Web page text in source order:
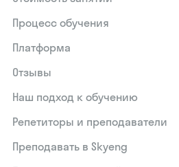
Процесс обучения
Платформа
Отзывы
Наш подход к обучению
Репетиторы и преподаватели
Преподавать в Skyeng